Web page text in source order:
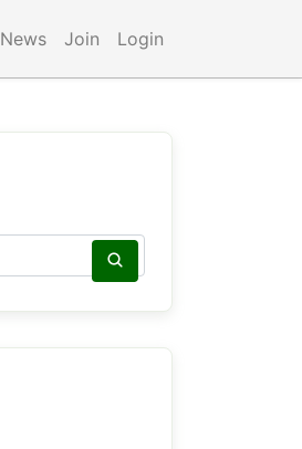
News Join Login